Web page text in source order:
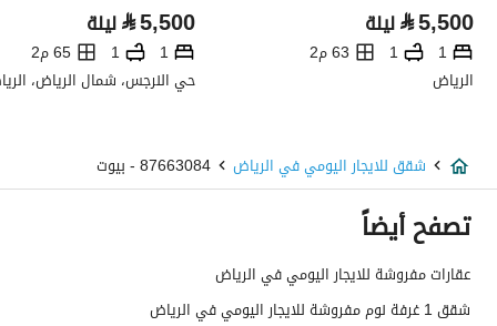
⃁5,500 ليلة
1
1
63 م2
الرياض
⃁5,500 ليلة
1
1
65 م2
حي النرجس، شمال الرياض،
شقق للايجار اليومي في الرياض 87663084 - بيوت
تصفح أيضاً
عقارات مفروشة للايجار اليومي في الرياض
شقق 1 غرفة نوم مفروشة للايجار اليومي في الرياض